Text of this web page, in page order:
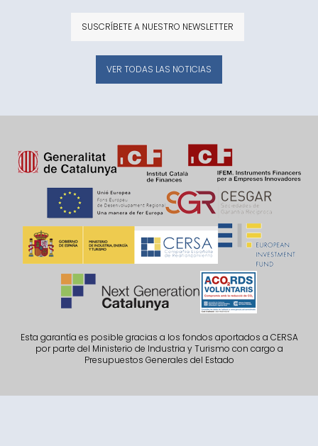
supera los resultados del año anterior. La ac
SUSCRÍBETE A NUESTRO NEWSLETTER
VER TODAS LAS NOTICIAS
Esta garantía es posible gracias a los fondos aportados a CERSA
por parte del Ministerio de Industria y Turismo con cargo a
Presupuestos Generales del Estado